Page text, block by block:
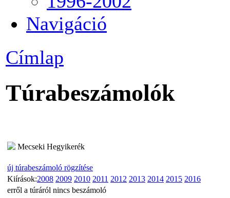
Navigáció
Címlap
Túrabeszámolók
Mecseki Hegyikerék
új túrabeszámoló rögzítése
Kiírások:2008 2009 2010 2011 2012 2013 2014 2015 2016
erről a túráról nincs beszámoló